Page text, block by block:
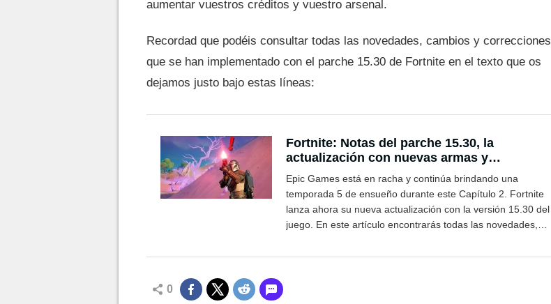
aumentar vuestros créditos y vuestro arsenal.
Recordad que podéis consultar todas las novedades, cambios y correcciones
que se han implementado con el parche 15.30 de Fortnite en el texto que os
dejamos justo bajo estas líneas:
Fortnite: Notas del parche 15.30, la
actualización con nuevas armas y
novedades de The Mandalorian
Epic Games está en racha y continúa brindando una
temporada 5 de ensueño durante este Capítulo 2. Fortnite
lanza ahora su nueva actualización con la versión 15.30 del
juego. En este artículo encontrarás todas las novedades,
0